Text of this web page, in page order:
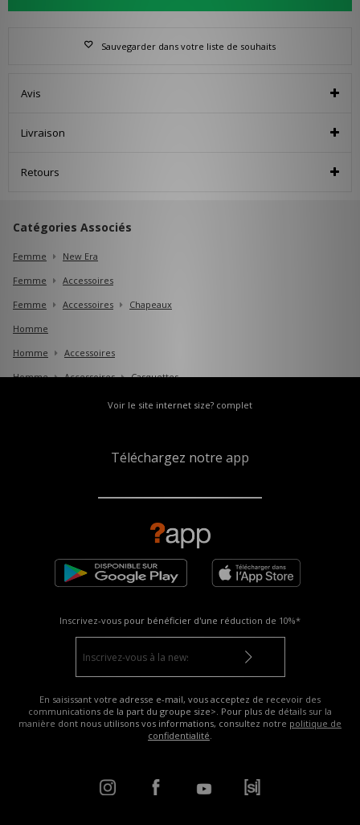
Sauvegarder dans votre liste de souhaits
Avis
Livraison
Retours
Catégories Associés
Femme
New Era
Femme
Accessoires
Femme
Accessoires
Chapeaux
Homme
Homme
Accessoires
Homme
Accessoires Casquettes
Voir le site internet size? complet
Téléchargez notre app
Inscrivez-vous pour bénéficier d'une réduction de 10%*
En saisissant votre adresse e-mail, vous acceptez de recevoir des
communications de la part du groupe size>. Pour plus de détails sur la
manière dont nous utilisons vos informations, consultez notre politique de
confidentialité.